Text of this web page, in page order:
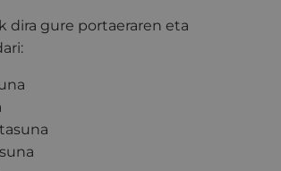
dira gure portaeraren eta